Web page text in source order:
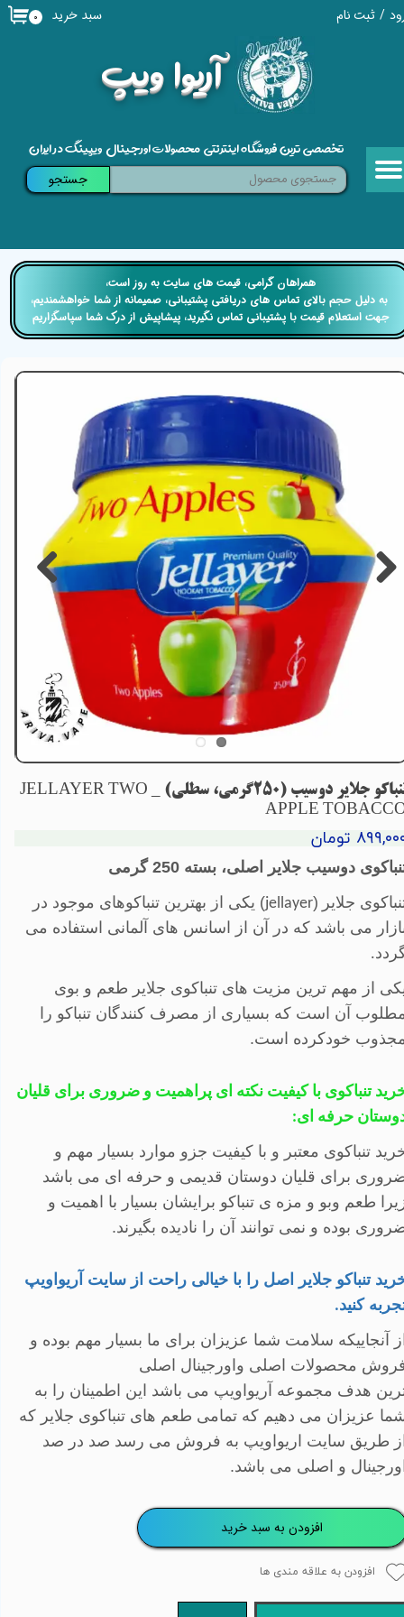
/ ثبت نام
حساب کاربری من
خروج از حساب کاربری
​آریوا ویپ
۰ سبد خرید
تخصصی ترین فروشگاه اینترنتی محصولات اورجینال ویپینگ در ایران
جستجو
تنباکو جلایر دوسیب (250گرمی، سطلی) _ JELLAYER TWO
APPLE
تومان
دوسیب جلایر اصلی، بسته 250 گرمی
جلایر (
jellayer
) یکی از بهترین تنباکوهای موجود در
می باشد که در آن از اسانس های آلمانی استفاده می
.
از مهم ترین مزیت های تنباکوی جلایر طعم و بوی
آن است که بسیاری از مصرف کنندگان تنباکو را
خودکرده است.
تنباکوی با کیفیت نکته ای پراهمیت و ضروری برای قلیان
حرفه ای:
تنباکوی معتبر و با کیفیت جزو موارد بسیار مهم و
برای قلیان دوستان قدیمی و حرفه ای می باشد
طعم وبو و مزه ی تنباکو برایشان بسیار با اهمیت و
بوده و نمی توانند آن را نادیده بگیرند.
تنباکو جلایر اصل را با خیالی راحت از سایت آریواویپ
کنید.
آنجاییکه سلامت شما عزیزان برای ما بسیار مهم بوده و
محصولات اصلی واورجینال اصلی
هدف مجموعه آریواویپ می باشد این اطمینان را به
عزیزان می دهیم که تمامی طعم های تنباکوی جلایر که
طریق سایت اریواویپ به فروش می رسد صد در صد
و اصلی می باشد.
افزودن به سبد خرید
افزودن به علاقه مندی ها
​​همراهان گرامی، قیمت های سایت به روز است،
​​​​​​​ به دلیل حجم بالای تماس های دریافتی پشتیبانی، صمیمانه از شما خواهشمندیم،
جهت استعلام قیمت با پشتیبانی تماس نگیرید، پیشاپیش از درک شما سپاسگزاریم